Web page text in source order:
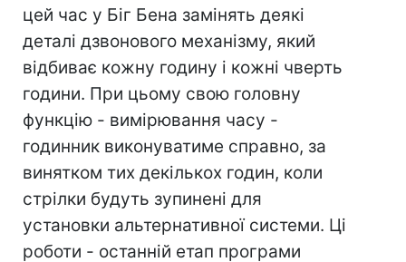
цей час у Біг Бена замінять деякі
деталі дзвонового механізму, який
відбиває кожну годину і кожні чверть
години. При цьому свою головну
функцію - вимірювання часу -
годинник виконуватиме справно, за
винятком тих декількох годин, коли
стрілки будуть зупинені для
установки альтернативної системи. Ці
роботи - останній етап програми